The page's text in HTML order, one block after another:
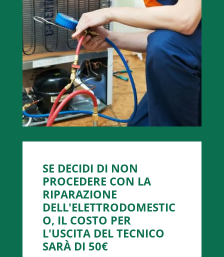
SE DECIDI DI NON
PROCEDERE CON LA
RIPARAZIONE
DELL'ELETTRODOMESTIC
O, IL COSTO PER
L'USCITA DEL TECNICO
SARÀ DI 50€